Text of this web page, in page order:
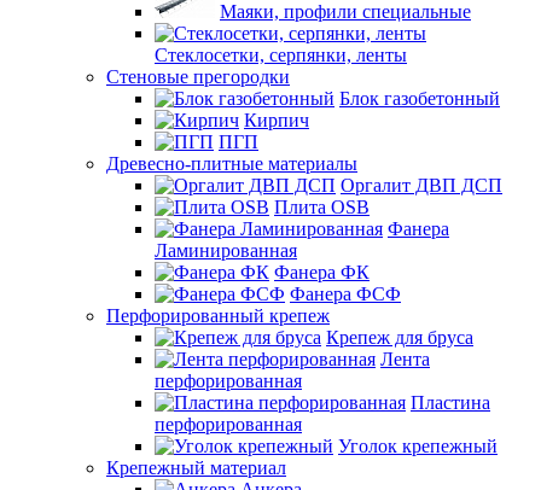
Маяки, профили специальные
Стеклосетки, серпянки, ленты
Стеновые прегородки
Блок газобетонный
Кирпич
ПГП
Древесно-плитные материалы
Оргалит ДВП ДСП
Плита OSB
Фанера
Ламинированная
Фанера ФК
Фанера ФСФ
Перфорированный крепеж
Крепеж для бруса
Лента
перфорированная
Пластина
перфорированная
Уголок крепежный
Крепежный материал